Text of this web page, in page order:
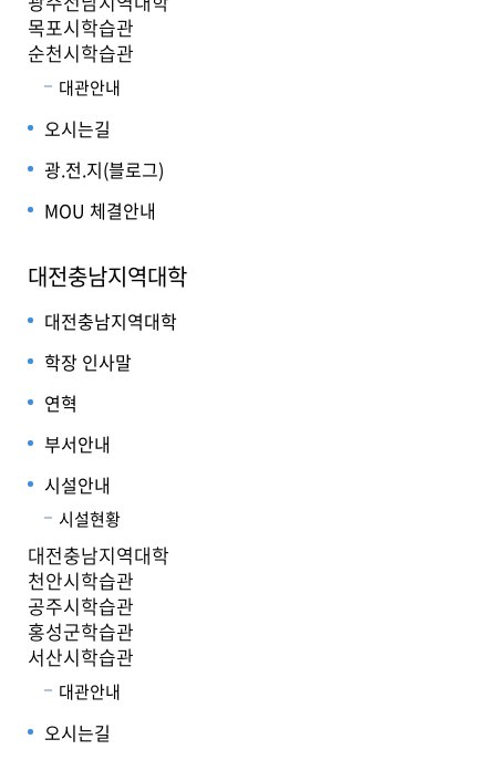
목포시학습관
순천시학습관
대관안내
오시는길
광.전.지(블로그)
MOU 체결안내
대전충남지역대학
대전충남지역대학
학장 인사말
연혁
부서안내
시설안내
시설현황
대전충남지역대학
천안시학습관
공주시학습관
홍성군학습관
서산시학습관
대관안내
오시는길